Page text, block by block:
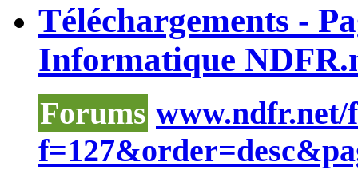
Téléchargements -
Informatique
Forums